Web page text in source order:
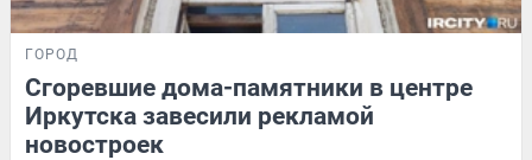
ГОРОД
Сгоревшие дома-памятники в центре
Иркутска завесили рекламой
новостроек